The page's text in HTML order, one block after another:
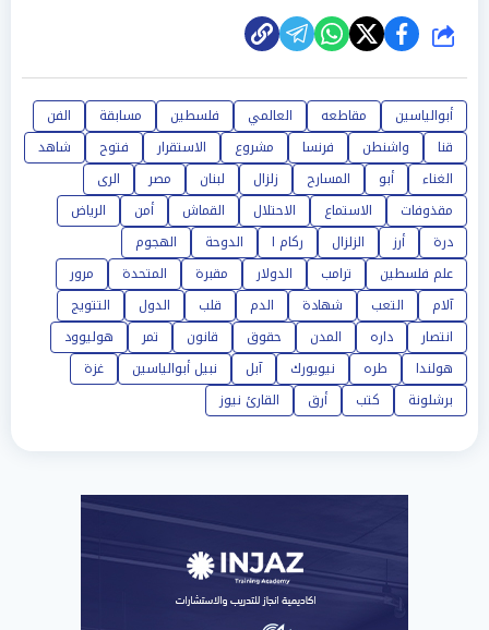
شارك
أبوالياسين مقاطعه العالمي فلسطين مسابقة
الفن
قنا
واشنطن فرنسا مشروع الاستقرار فتوح
شاهد
الغناء
أبو المسارح زلزال لبنان مصر
الرى
مقذوفات
الاستماع الاحتلال القماش أمن
الرياض
درة
أرز الزلزال ركام ا الدوحة
الهجوم
علم فلسطين
ترامب الدولار مقبرة المتحدة
مرور
آلام
التعب شهادة الدم قلب الدول
التتويج
انتصار
داره المدن حقوق قانون تمر
هوليوود
هولندا
طره نيويورك آبل نبيل أبوالياسين
غزة
برشلونة
كتب أرق القارئ نيوز